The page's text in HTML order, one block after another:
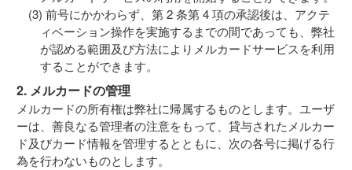
前号にかかわらず、第 2 条第 4 項の承認後は、アクテ
ィベーション操作を実施するまでの間であっても、弊社
が認める範囲及び方法によりメルカードサービスを利用
することができます。
2. メルカードの管理
メルカードの所有権は弊社に帰属するものとします。ユーザ
ーは、善良なる管理者の注意をもって、貸与されたメルカー
ド及びカード情報を管理するとともに、次の各号に掲げる行
為を行わないものとします。